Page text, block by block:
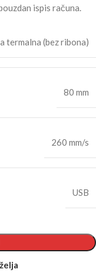
ispis računa.
termalna (bez ribona)
80 mm
260 mm/s
USB